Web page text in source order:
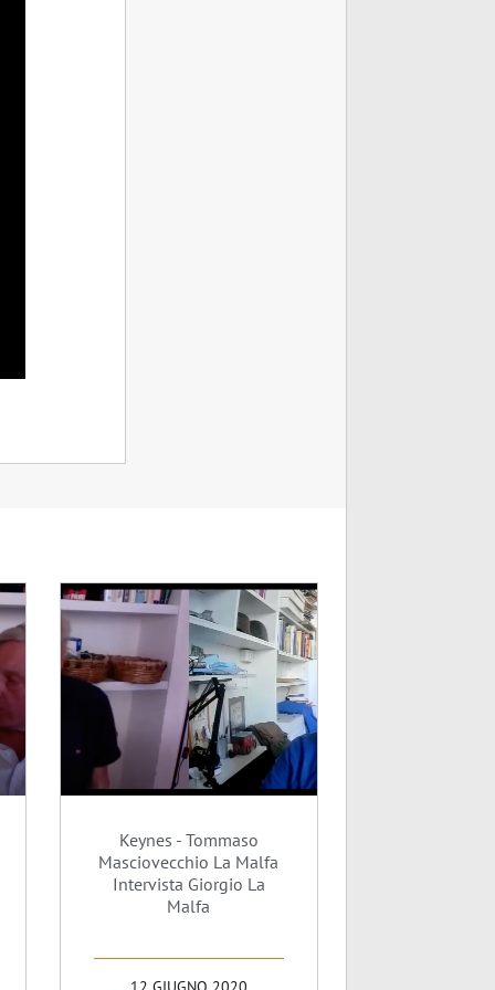
Keynes - Tommaso
Masciovecchio La Malfa
Intervista Giorgio La
Malfa